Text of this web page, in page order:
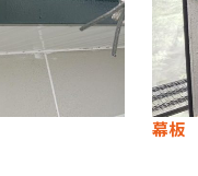
幕板